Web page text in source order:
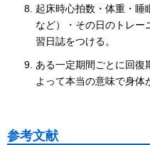
起床時心拍数・体重・睡
など）・その日のトレー
習日誌をつける。
ある一定期間ごとに回復
よって本当の意味で身体
参考文献